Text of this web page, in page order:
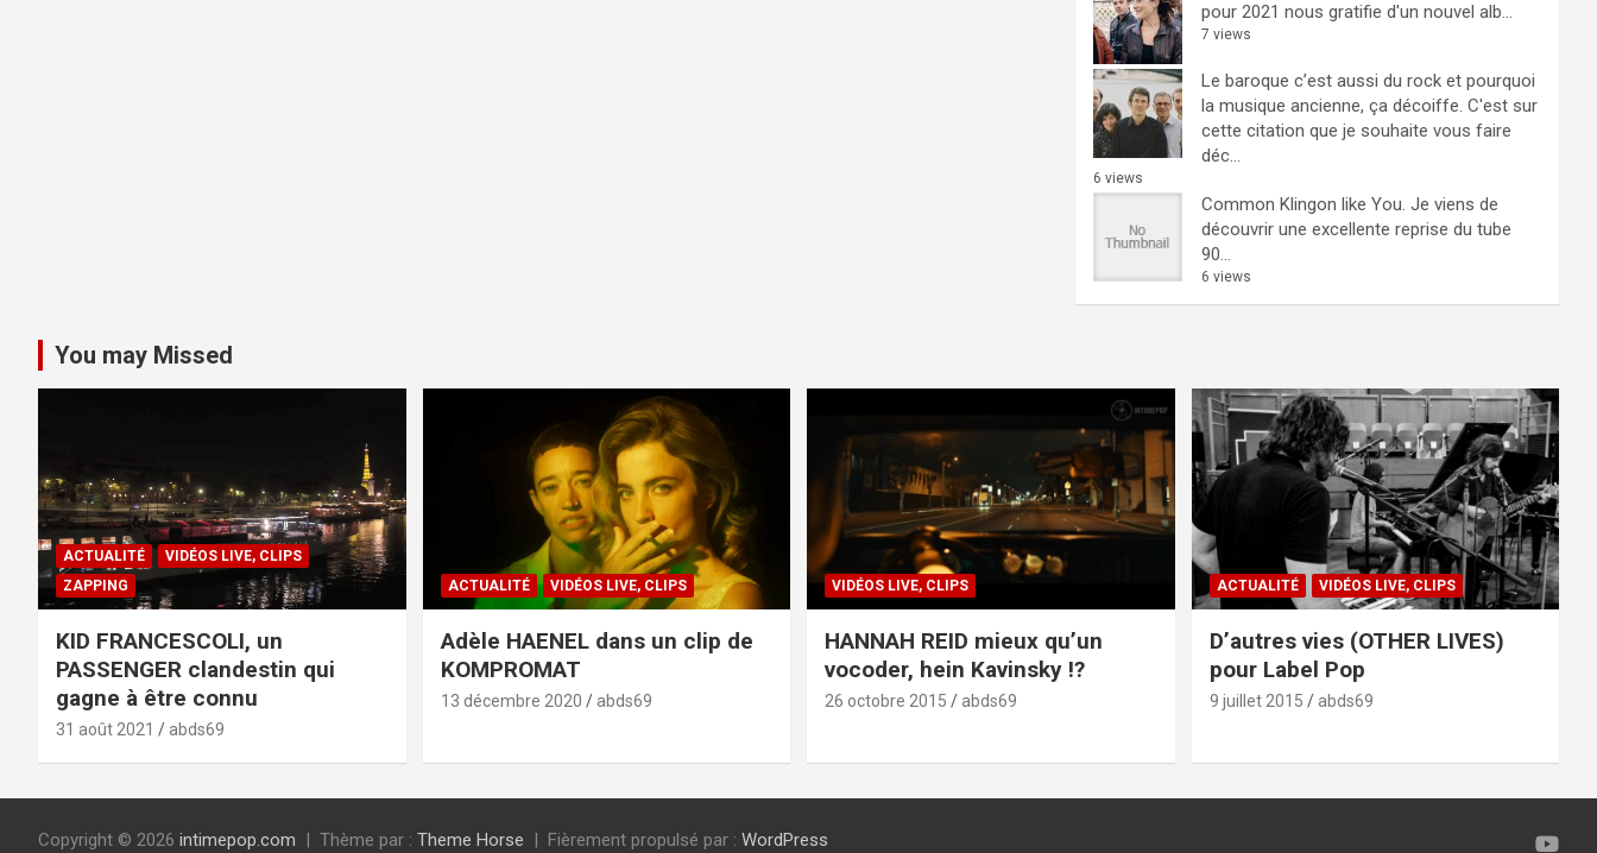
pour 2021 nous gratifie d'un nouvel alb...
7 views
Le baroque c’est aussi du rock et pourquoi
la musique ancienne, ça décoiffe. C'est sur
cette citation que je souhaite vous faire
déc...
6 views
Common Klingon like You. Je viens de
découvrir une excellente reprise du tube
90...
6 views
You may Missed
ACTUALITÉ
VIDÉOS LIVE, CLIPS
ZAPPING
KID FRANCESCOLI, un
PASSENGER clandestin qui
gagne à être connu
31 août 2021 abds69
ACTUALITÉ VIDÉOS LIVE, CLIPS
Adèle HAENEL dans un clip de
KOMPROMAT
13 décembre 2020 abds69
VIDÉOS LIVE, CLIPS
HANNAH REID mieux qu’un
vocoder, hein Kavinsky !?
26 octobre 2015 abds69
ACTUALITÉ VIDÉOS LIVE, CLIPS
D’autres vies (OTHER LIVES)
pour Label Pop
9 juillet 2015 abds69
Copyright © 2026 intimepop.com Thème par : Theme Horse Fièrement propulsé par : WordPress